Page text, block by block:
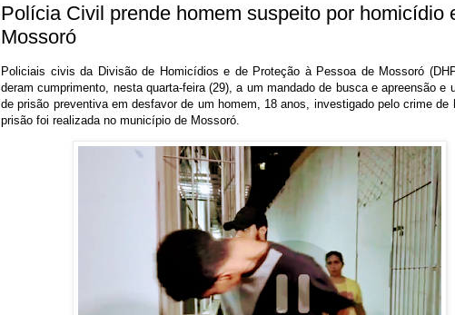
Polícia Civil prende homem suspeito por homicídio
Mossoró
Policiais civis da Divisão de Homicídios e de Proteção à Pessoa de Mossoró
deram cumprimento, nesta quarta-feira (29), a um mandado de busca e apreensão e
de prisão preventiva em desfavor de um homem, 18 anos, investigado pelo crime de
prisão foi realizada no município de Mossoró.